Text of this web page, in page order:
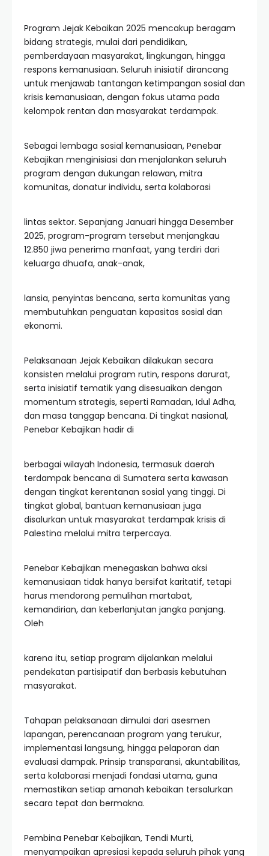
Program Jejak Kebaikan 2025 mencakup beragam
bidang strategis, mulai dari pendidikan,
pemberdayaan masyarakat, lingkungan, hingga
respons kemanusiaan. Seluruh inisiatif dirancang
untuk menjawab tantangan ketimpangan sosial dan
krisis kemanusiaan, dengan fokus utama pada
kelompok rentan dan masyarakat terdampak.
Sebagai lembaga sosial kemanusiaan, Penebar
Kebajikan menginisiasi dan menjalankan seluruh
program dengan dukungan relawan, mitra
komunitas, donatur individu, serta kolaborasi
lintas sektor. Sepanjang Januari hingga Desember
2025, program-program tersebut menjangkau
12.850 jiwa penerima manfaat, yang terdiri dari
keluarga dhuafa, anak-anak,
lansia, penyintas bencana, serta komunitas yang
membutuhkan penguatan kapasitas sosial dan
ekonomi.
Pelaksanaan Jejak Kebaikan dilakukan secara
konsisten melalui program rutin, respons darurat,
serta inisiatif tematik yang disesuaikan dengan
momentum strategis, seperti Ramadan, Idul Adha,
dan masa tanggap bencana. Di tingkat nasional,
Penebar Kebajikan hadir di
berbagai wilayah Indonesia, termasuk daerah
terdampak bencana di Sumatera serta kawasan
dengan tingkat kerentanan sosial yang tinggi. Di
tingkat global, bantuan kemanusiaan juga
disalurkan untuk masyarakat terdampak krisis di
Palestina melalui mitra terpercaya.
Penebar Kebajikan menegaskan bahwa aksi
kemanusiaan tidak hanya bersifat karitatif, tetapi
harus mendorong pemulihan martabat,
kemandirian, dan keberlanjutan jangka panjang.
Oleh
karena itu, setiap program dijalankan melalui
pendekatan partisipatif dan berbasis kebutuhan
masyarakat.
Tahapan pelaksanaan dimulai dari asesmen
lapangan, perencanaan program yang terukur,
implementasi langsung, hingga pelaporan dan
evaluasi dampak. Prinsip transparansi, akuntabilitas,
serta kolaborasi menjadi fondasi utama, guna
memastikan setiap amanah kebaikan tersalurkan
secara tepat dan bermakna.
Pembina Penebar Kebajikan, Tendi Murti,
menyampaikan apresiasi kepada seluruh pihak yang